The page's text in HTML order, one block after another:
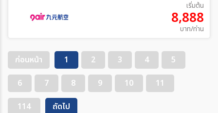
เริ่มต้น
8,888
บาท/ท่าน
ก่อนหน้า 1 2 3 4
5
6
7 8 9 10
11
114
ถัดไป